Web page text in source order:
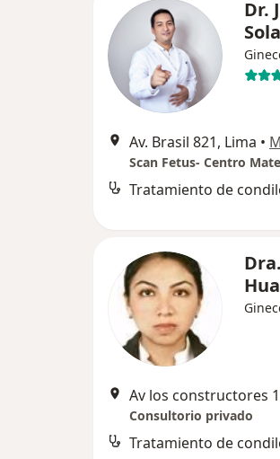
Dr.
Av. Brasil 821, Lima •
Av los constructores
Consultorio privado